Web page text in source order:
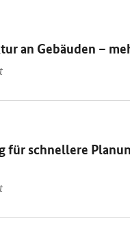
an Gebäuden –
für schnellere